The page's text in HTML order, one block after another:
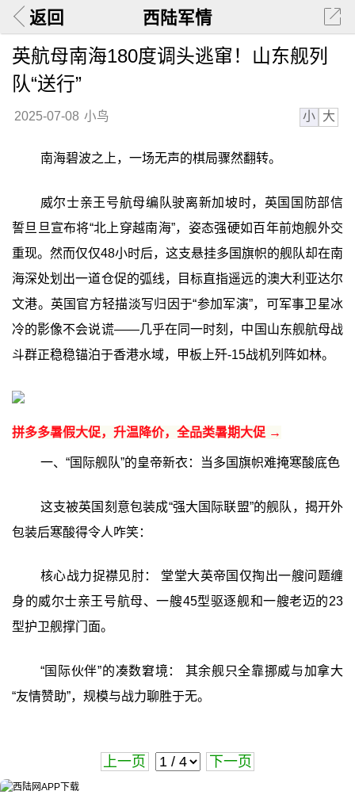
返回 西陆军情
英航母南海180度调头逃窜！山东舰列
队“送行”
2025-07-08 小鸟 小 大
南海碧波之上，一场无声的棋局骤然翻转。
威尔士亲王号航母编队驶离新加坡时，英国国防部信
誓旦旦宣布将“北上穿越南海”，姿态强硬如百年前炮舰外交
重现。然而仅仅48小时后，这支悬挂多国旗帜的舰队却在南
海深处划出一道仓促的弧线，目标直指遥远的澳大利亚达尔
文港。英国官方轻描淡写归因于“参加军演”，可军事卫星冰
冷的影像不会说谎——几乎在同一时刻，中国山东舰航母战
斗群正稳稳锚泊于香港水域，甲板上歼-15战机列阵如林。
拼多多暑假大促，升温降价，全品类暑期大促 →
一、“国际舰队”的皇帝新衣：当多国旗帜难掩寒酸底色
这支被英国刻意包装成“强大国际联盟”的舰队，揭开外
包装后寒酸得令人咋笑：
核心战力捉襟见肘： 堂堂大英帝国仅掏出一艘问题缠
身的威尔士亲王号航母、一艘45型驱逐舰和一艘老迈的23
型护卫舰撑门面。
“国际伙伴”的凑数窘境： 其余舰只全靠挪威与加拿大
“友情赞助”，规模与战力聊胜于无。
上一页 下一页